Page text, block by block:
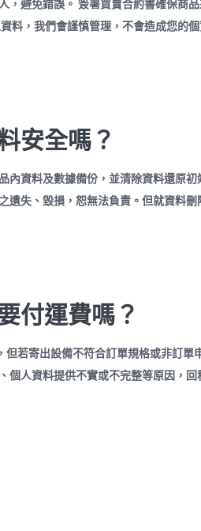
，避免錯誤。 簽署買賣合約書確保商
料，我們會謹慎管理，不會造成您的
安全嗎？
內資料及數據備份，並清除資料還原
遺失、毀損，恕無法負責。但就資料
付運費嗎？
但若寄出設備不符合訂單規格或非訂
個人資料提供不實或不完整等原因，